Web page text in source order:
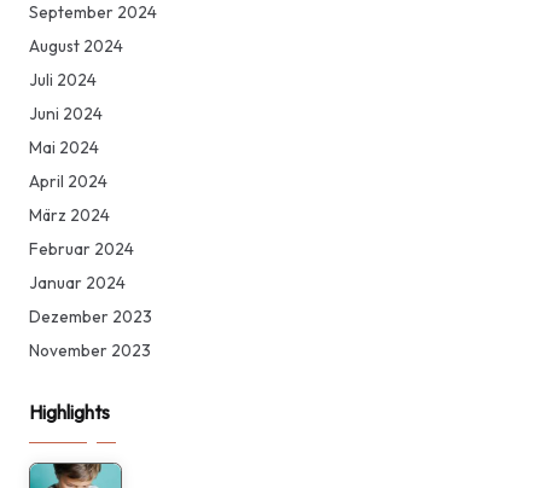
September 2024
August 2024
Juli 2024
Juni 2024
Mai 2024
April 2024
März 2024
Februar 2024
Januar 2024
Dezember 2023
November 2023
Highlights